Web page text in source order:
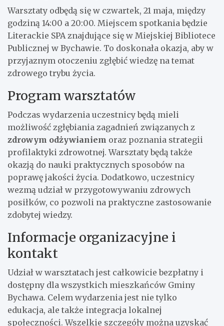
Warsztaty odbędą się w czwartek, 21 maja, między
godziną 14:00 a 20:00. Miejscem spotkania będzie
Literackie SPA znajdujące się w Miejskiej Bibliotece
Publicznej w Bychawie. To doskonała okazja, aby w
przyjaznym otoczeniu zgłębić wiedzę na temat
zdrowego trybu życia.
Program warsztatów
Podczas wydarzenia uczestnicy będą mieli
możliwość zgłębiania zagadnień związanych z
zdrowym odżywianiem oraz poznania strategii
profilaktyki zdrowotnej. Warsztaty będą także
okazją do nauki praktycznych sposobów na
poprawę jakości życia. Dodatkowo, uczestnicy
wezmą udział w przygotowywaniu zdrowych
posiłków, co pozwoli na praktyczne zastosowanie
zdobytej wiedzy.
Informacje organizacyjne i
kontakt
Udział w warsztatach jest całkowicie bezpłatny i
dostępny dla wszystkich mieszkańców Gminy
Bychawa. Celem wydarzenia jest nie tylko
edukacja, ale także integracja lokalnej
społeczności. Wszelkie szczegóły można uzyskać